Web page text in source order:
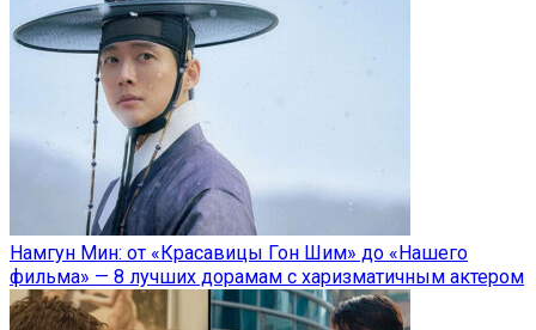
Намгун Мин: от «Красавицы Гон Шим» до «Нашего
фильма» — 8 лучших дорамам с харизматичным актером